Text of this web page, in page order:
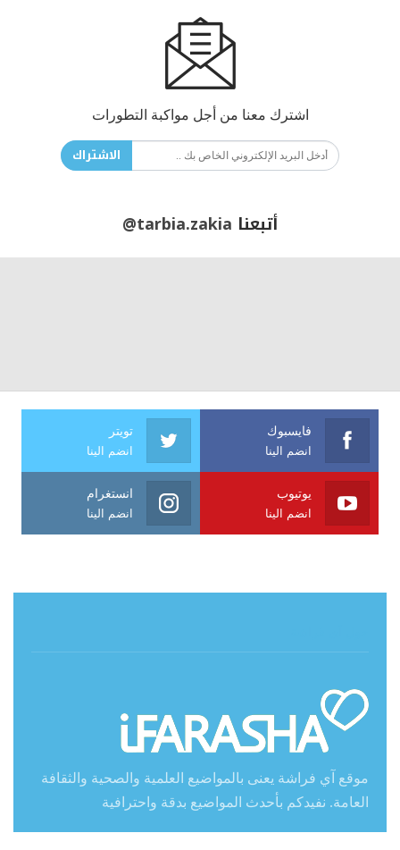
اشترك معنا من أجل مواكبة التطورات
الاشتراك
أتبعنا @tarbia.zakia
فايسبوك
انضم الينا
تويتر
انضم الينا
يوتيوب
انضم الينا
انستغرام
انضم الينا
موقع آي فراشة يعنى بالمواضيع العلمية والصحية والثقافة
العامة. نفيدكم بأحدث المواضيع بدقة واحترافية